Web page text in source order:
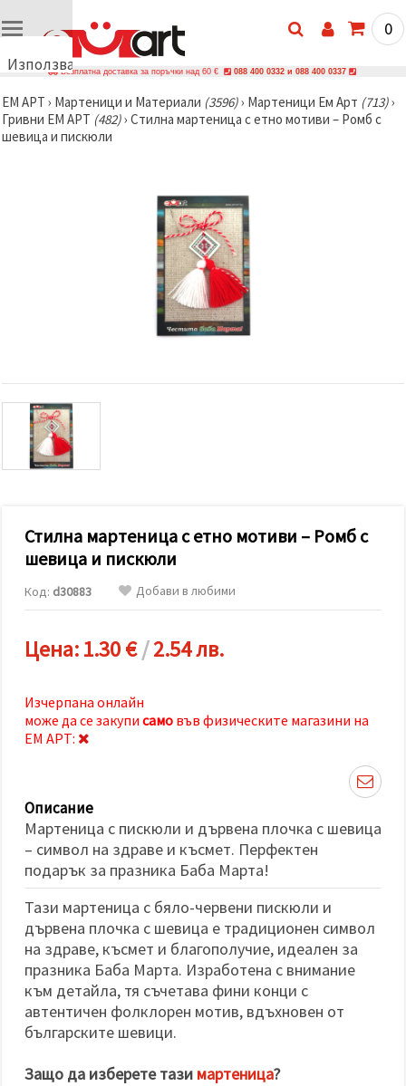
Използваме
🍪
Използваме
бисквитки
показваме
релевантно
съдържание
и реклами,
включително
с помощта
маркетинг.
Можеш да
съгласиш
"бисквитки"
"Приеми
всички!"
или да
посочиш
избереш
дадения
"бисквитки"
и кликнеш
Приеми
всички
Настройки
на
бисквитките
0
Безплатна доставка за поръчки над 60 € 088 400 0332 и 088 400 0337
ЕМ АРТ › Мартеници и Материали (3596)› Мартеници Ем Арт (713)›
Гривни ЕМ АРТ (482)› Стилна мартеница с етно мотиви – Ромб с
шевица и пискюли
Стилна мартеница с етно мотиви – Ромб с
шевица и пискюли
Код: d30883 Добави в любими
Цена:1.30 €/2.54 лв.
Изчерпана онлайн
може да се закупи само във физическите магазини на
ЕМ АРТ:
Описание
Мартеница с пискюли и дървена плочка с шевица
– символ на здраве и късмет. Перфектен
подарък за празника Баба Марта!
Тази мартеница с бяло-червени пискюли и
дървена плочка с шевица е традиционен символ
на здраве, късмет и благополучие, идеален за
празника Баба Марта. Изработена с внимание
към детайла, тя съчетава фини конци с
автентичен фолклорен мотив, вдъхновен от
българските шевици.
Защо да изберете тази мартеница?